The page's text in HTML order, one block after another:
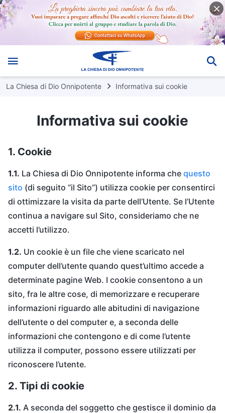
La Chiesa di Dio Onnipotente Informativa sui cookie
Informativa sui cookie
1. Cookie
1.1. La Chiesa di Dio Onnipotente informa che questo
sito (di seguito “il Sito”) utilizza cookie per consentirci
di ottimizzare la visita da parte dell’Utente. Se l’Utente
continua a navigare sul Sito, consideriamo che ne
accetti l’utilizzo.
1.2. Un cookie è un file che viene scaricato nel
computer dell’utente quando quest’ultimo accede a
determinate pagine Web. I cookie consentono a un
sito, fra le altre cose, di memorizzare e recuperare
informazioni riguardo alle abitudini di navigazione
dell’utente o del computer e, a seconda delle
informazioni che contengono e di come l’utente
utilizza il computer, possono essere utilizzati per
riconoscere l’utente.
2. Tipi di cookie
2.1. A seconda del soggetto che gestisce il dominio da